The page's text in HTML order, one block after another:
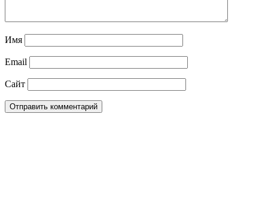
Имя
Email
Сайт